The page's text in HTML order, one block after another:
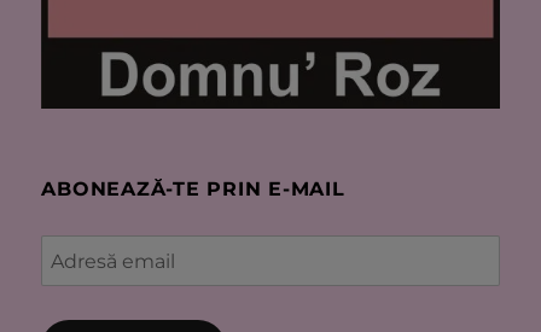
ABONEAZĂ-TE PRIN E-MAIL
Adresă
email